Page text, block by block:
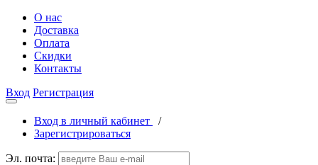
О нас
Доставка
Оплата
Скидки
Контакты
Вход Регистрация
Вход в личный кабинет
/
Зарегистрироваться
Эл. почта: